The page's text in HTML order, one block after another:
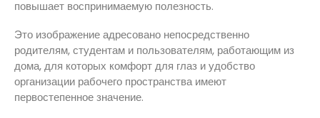
повышает воспринимаемую полезность.
Это изображение адресовано непосредственно
родителям, студентам и пользователям, работающим из
дома, для которых комфорт для глаз и удобство
организации рабочего пространства имеют
первостепенное значение.